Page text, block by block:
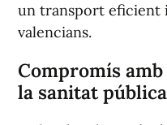
un transport eficient
valencians.
Compromís
la sanitat pública